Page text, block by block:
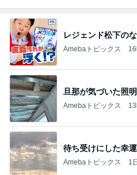
レジェンド松下の
Amebaトピックス
旦那が気づいた照
Amebaトピックス
待ち受けにした幸
Amebaトピックス 1